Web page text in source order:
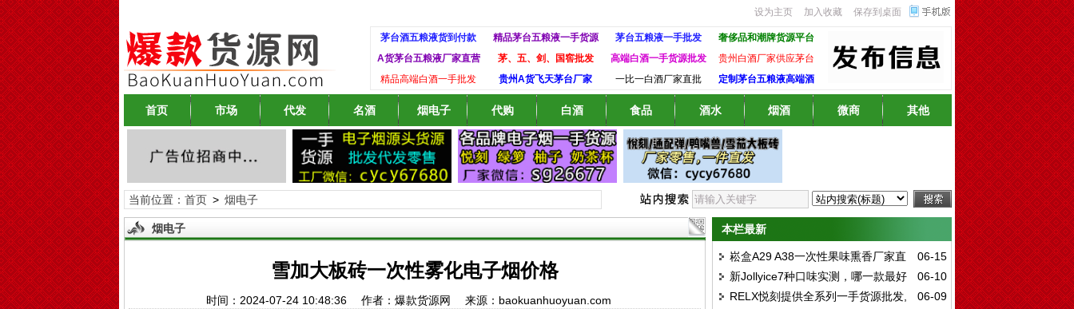
设为主页 加入收藏 保存到桌面
茅台酒五粮液货到付款 精品茅台五粮液一手货源 茅台五粮液一手批发
奢侈品和潮牌货源平台
A货茅台五粮液厂家直营
茅、五、剑、国窖批发 高端白酒一手货源批发
贵州白酒厂家供应茅台
精品高端白酒一手批发
贵州A货飞天茅台厂家 一比一白酒厂家直批 定制茅台五粮液高端酒
首页 市场 代发 名酒 烟电子 代购 白酒 食品 酒水 烟酒 微商 其他
当前位置： 首页> 烟电子
烟电子
雪加大板砖一次性雾化电子烟价格
时间：2024-07-24 10:48:36 作者：爆款货源网 来源：baokuanhuoyuan.com
本栏最新
06-15
崧盒A29 A38一次性果味熏香厂家直
销渠道
06-10
新Jollyice7种口味实测，哪一款最好
抽？
06-09
RELX悦刻提供全系列一手货源批发,